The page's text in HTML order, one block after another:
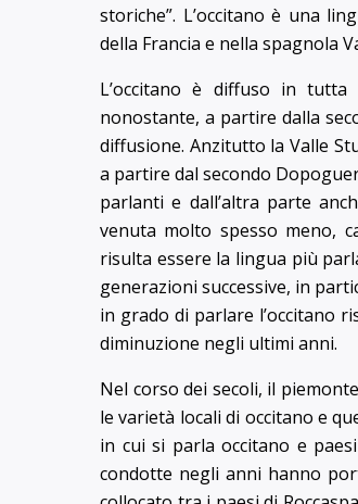
storiche”. L’occitano è una
della Francia e nella spagnola
L’occitano è diffuso in
nonostante, a partire dalla
diffusione. Anzitutto la Valle
a partire dal secondo
parlanti e dall’altra parte
venuta molto spesso meno,
risulta essere la lingua più
generazioni successive, in
in grado di parlare l’occitano
diminuzione negli ultimi anni.
Nel corso dei secoli, il
le varietà locali di occitano e
in cui si parla occitano e
condotte negli anni hanno